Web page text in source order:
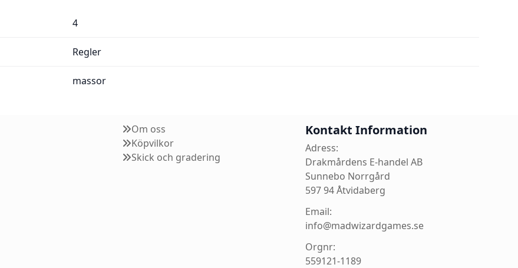
4
Regler
massor
Om oss
Köpvilkor
Skick och gradering
Kontakt Information
Adress:
Drakmårdens E-handel AB
Sunnebo Norrgård
597 94 Åtvidaberg
Email:
info@madwizardgames.se
Orgnr:
559121-1189